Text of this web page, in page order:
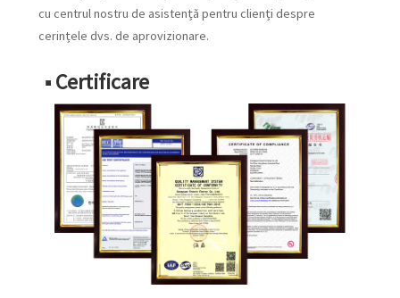
cu centrul nostru de asistență pentru clienți despre
cerințele dvs. de aprovizionare.
■ Certificare